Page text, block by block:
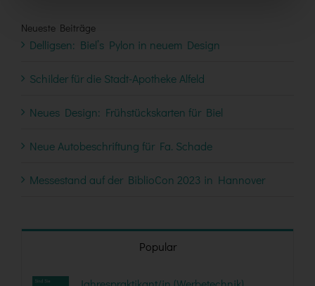
Neueste Beiträge
Delligsen: Biel’s Pylon in neuem Design
Schilder für die Stadt-Apotheke Alfeld
Neues Design: Frühstückskarten für Biel
Neue Autobeschriftung für Fa. Schade
Messestand auf der BiblioCon 2023 in Hannover
Popular